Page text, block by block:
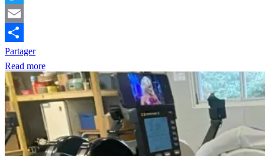
Twitter
Email
Partager
Read more